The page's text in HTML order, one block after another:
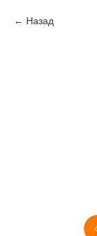
Назад